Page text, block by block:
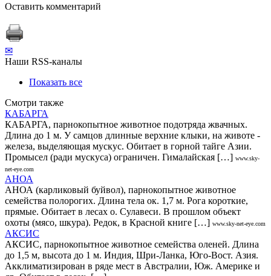
Оставить комментарий
✉
Наши RSS-каналы
Показать все
Смотри также
КАБАРГА
КАБАРГА, парнокопытное животное подотряда жвачных.
Длина до 1 м. У самцов длинные верхние клыки, на животе -
железа, выделяющая мускус. Обитает в горной тайге Азии.
Промысел (ради мускуса) ограничен. Гималайская […] www.sky-
net-eye.com
АНОА
АНОА (карликовый буйвол), парнокопытное животное
семейства полорогих. Длина тела ок. 1,7 м. Рога короткие,
прямые. Обитает в лесах о. Сулавеси. В прошлом объект
охоты (мясо, шкура). Редок, в Красной книге […] www.sky-net-eye.com
АКСИС
АКСИС, парнокопытное животное семейства оленей. Длина
до 1,5 м, высота до 1 м. Индия, Шри-Ланка, Юго-Вост. Азия.
Акклиматизирован в ряде мест в Австралии, Юж. Америке и